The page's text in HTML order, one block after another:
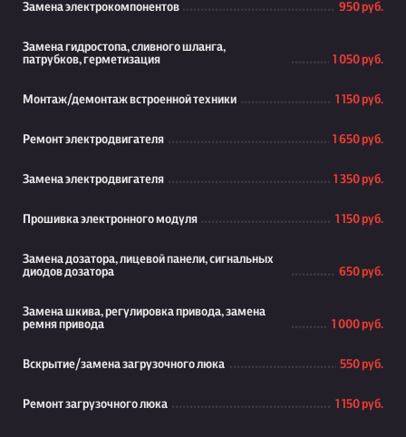
Замена электрокомпонентов 950 руб.
Замена гидростопа, сливного шланга,
патрубков, герметизация
1 050 руб.
Монтаж/демонтаж встроенной техники 1 150 руб.
Ремонт электродвигателя 1 650 руб.
Замена электродвигателя 1 350 руб.
Прошивка электронного модуля 1 150 руб.
Замена дозатора, лицевой панели, сигнальных
диодов дозатора
650 руб.
Замена шкива, регулировка привода, замена
ремня привода
1 000 руб.
Вскрытие/замена загрузочного люка 550 руб.
Ремонт загрузочного люка 1 150 руб.